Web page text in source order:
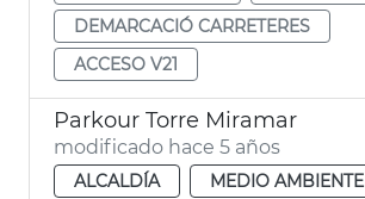
DEMARCACIÓ CARRETERES
ACCESO V21
Parkour Torre Miramar
modificado hace 5 años
ALCALDÍA
MEDIO AMBIENTE